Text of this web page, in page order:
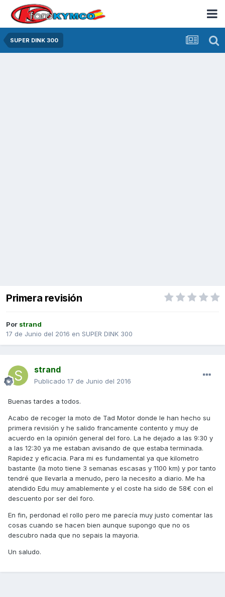
SUPER DINK 300
Primera revisión
Por strand
17 de Junio del 2016 en SUPER DINK 300
strand
Publicado 17 de Junio del 2016
Buenas tardes a todos.
Acabo de recoger la moto de Tad Motor donde le han hecho su
primera revisión y he salido francamente contento y muy de
acuerdo en la opinión general del foro. La he dejado a las 9:30 y
a las 12:30 ya me estaban avisando de que estaba terminada.
Rapidez y eficacia. Para mi es fundamental ya que kilometro
bastante (la moto tiene 3 semanas escasas y 1100 km) y por tanto
tendré que llevarla a menudo, pero la necesito a diario. Me ha
atendido Edu muy amablemente y el coste ha sido de 58€ con el
descuento por ser del foro.
En fin, perdonad el rollo pero me parecía muy justo comentar las
cosas cuando se hacen bien aunque supongo que no os
descubro nada que no sepais la mayoria.
Un saludo.